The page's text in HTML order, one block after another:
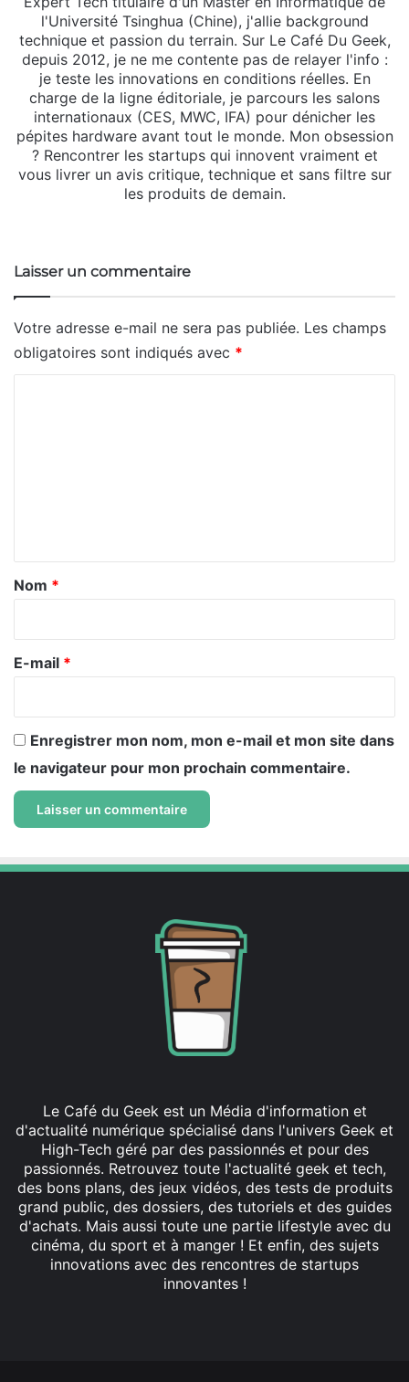
l'Université Tsinghua (Chine), j'allie background
technique et passion du terrain. Sur Le Café Du Geek,
depuis 2012, je ne me contente pas de relayer l'info :
je teste les innovations en conditions réelles. En
charge de la ligne éditoriale, je parcours les salons
internationaux (CES, MWC, IFA) pour dénicher les
pépites hardware avant tout le monde. Mon obsession
? Rencontrer les startups qui innovent vraiment et
vous livrer un avis critique, technique et sans filtre sur
les produits de demain.
Laisser un commentaire
Votre adresse e-mail ne sera pas publiée. Les champs
obligatoires sont indiqués avec *
a
e
Nom *
E-mail *
Enregistrer mon nom, mon e-mail et mon site dans
le navigateur pour mon prochain commentaire.
Le Café du Geek est un Média d'information et
d'actualité numérique spécialisé dans l'univers Geek et
High-Tech géré par des passionnés et pour des
passionnés. Retrouvez toute l'actualité geek et tech,
des bons plans, des jeux vidéos, des tests de produits
grand public, des dossiers, des tutoriels et des guides
d'achats. Mais aussi toute une partie lifestyle avec du
cinéma, du sport et à manger ! Et enfin, des sujets
innovations avec des rencontres de startups
innovantes !